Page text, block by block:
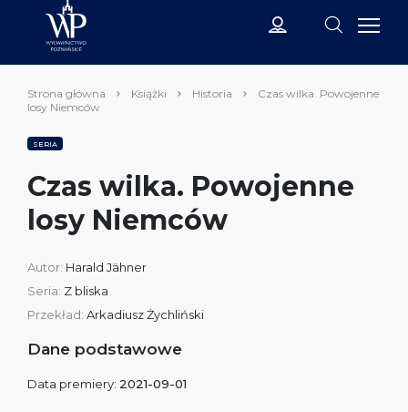
Strona główna Książki Historia
Czas wilka. Powojenne
losy Niemców
SERIA
Czas wilka. Powojenne
losy Niemców
Autor: Harald Jähner
Seria: Z bliska
Przekład: Arkadiusz Żychliński
Dane podstawowe
Data premiery: 2021-09-01